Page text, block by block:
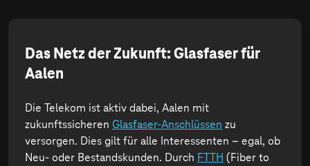
Das Netz der Zukunft: Glasfaser für
Aalen
Die Telekom ist aktiv dabei, Aalen mit
zukunftssicheren Glasfaser-Anschlüssen zu
versorgen. Dies gilt für alle Interessenten – egal, ob
Neu- oder Bestandskunden. Durch FTTH (Fiber to